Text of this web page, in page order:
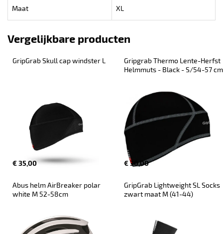
Maat XL
Vergelijkbare producten
GripGrab Skull cap windster L
€ 35,00
Gripgrab Thermo Lente-Herfst
Helmmuts - Black - S/54-57 cm
€ 30,00
Abus helm AirBreaker polar
white M 52-58cm
GripGrab Lightweight SL Socks
zwart maat M (41-44)